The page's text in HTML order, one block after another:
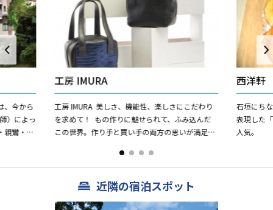
今から
）によっ
親鸞・道
工房 IMURA
工房 IMURA 美しさ、機能性、楽しさにこだわり
を求めて！ もの作りに魅せられて、ふみ込んだ
この世界。作り手と買い手の両方の思いが満足で
西洋軒
石垣にち
表現した
人気。
近隣の宿泊スポット